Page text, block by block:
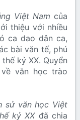
Việt Nam của
thiệu với nhiều
ca dao dân ca,
bài văn tế, phú
kỷ XX. Quyển
văn học trào
sử văn học Việt
kỷ XXđã chia